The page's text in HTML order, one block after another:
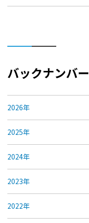
バックナンバー
2026年
2025年
2024年
2023年
2022年